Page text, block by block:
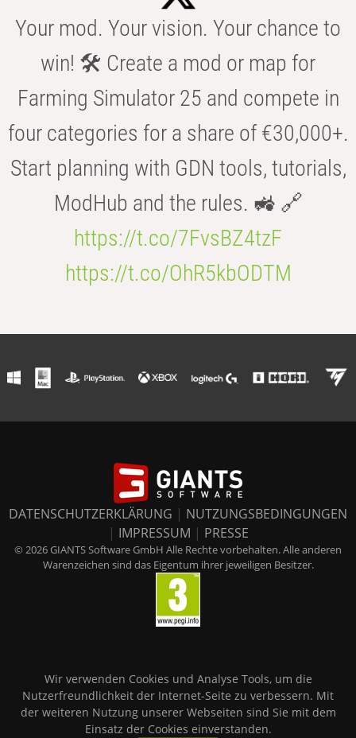
Your mod. Your vision. Your chance to
win! 🛠️ Create a mod or map for
Farming Simulator 25 and compete in
four categories for a share of €30,000+.
Start planning with GDN tools, tutorials,
ModHub and the rules. 🚜 🔗
https://t.co/7FvsBZ4tzF
https://t.co/OhR5kbODTM
DATENSCHUTZERKLÄRUNG | NUTZUNGSBEDINGUNGEN
| IMPRESSUM | PRESSE
© 2026 GIANTS Software GmbH Alle Rechte vorbehalten. Alle anderen
Warenzeichen sind das Eigentum ihrer jeweiligen Besitzer.
Wir verwenden Cookies und Analyse Tools, um die
Nutzerfreundlichkeit der Internet-Seite zu verbessern. Mit
der weiteren Nutzung unserer Webseiten sind Sie mit dem
Einsatz der Cookies einverstanden.